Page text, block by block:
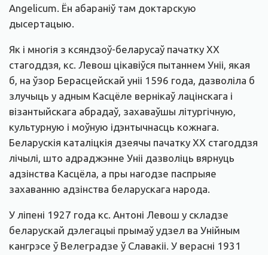
Angelicum. Ён абараніў там доктарскую
дысертацыю.
Як і многія з ксяндзоў-беларусаў пачатку ХХ
стагоддзя, кс. Левош цікавіўся пытаннем Уніі, якая
б, на ўзор Берасцейскай уніі 1596 года, дазволіла б
злучыць у адным Касцёле вернікаў лацінскага і
візантыйскага абрадаў, захаваўшы літургічную,
культурную і моўную ідэнтычнасць кожнага.
Беларускія каталіцкія дзеячы пачатку ХХ стагоддзя
лічылі, што адраджэнне Уніі дазволіць вярнуць
адзінства Касцёла, а пры нагодзе паспрыяе
захаванню адзінства беларускага народа.
У ліпені 1927 года кс. Антоні Левош у складзе
беларускай дэлегацыі прымаў удзел ва Унійным
кангрэсе ў Велеградзе ў Славакіі. У верасні 1931